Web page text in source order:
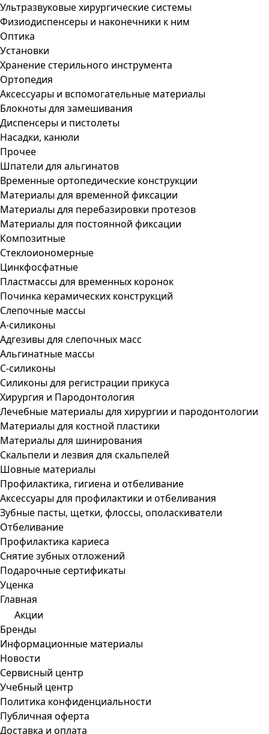
Ультразвуковые хирургические системы
Физиодиспенсеры и наконечники к ним
Оптика
Установки
Хранение стерильного инструмента
Ортопедия
Аксессуары и вспомогательные материалы
Блокноты для замешивания
Диспенсеры и пистолеты
Насадки, канюли
Прочее
Шпатели для альгинатов
Временные ортопедические конструкции
Материалы для временной фиксации
Материалы для перебазировки протезов
Материалы для постоянной фиксации
Композитные
Стеклоиономерные
Цинкфосфатные
Пластмассы для временных коронок
Починка керамических конструкций
Слепочные массы
А-силиконы
Адгезивы для слепочных масс
Альгинатные массы
С-силиконы
Силиконы для регистрации прикуса
Хирургия и Пародонтология
Лечебные материалы для хирургии и пародонтологии
Материалы для костной пластики
Материалы для шинирования
Скальпели и лезвия для скальпелей
Шовные материалы
Профилактика, гигиена и отбеливание
Аксессуары для профилактики и отбеливания
Зубные пасты, щетки, флоссы, ополаскиватели
Отбеливание
Профилактика кариеса
Снятие зубных отложений
Подарочные сертификаты
Уценка
Главная
Акции
Бренды
Информационные материалы
Новости
Сервисный центр
Учебный центр
Политика конфиденциальности
Публичная оферта
Доставка и оплата